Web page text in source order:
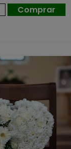
Comprar